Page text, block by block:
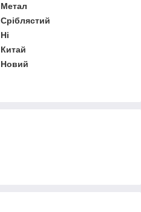
Метал
Сріблястий
Ні
Китай
Новий